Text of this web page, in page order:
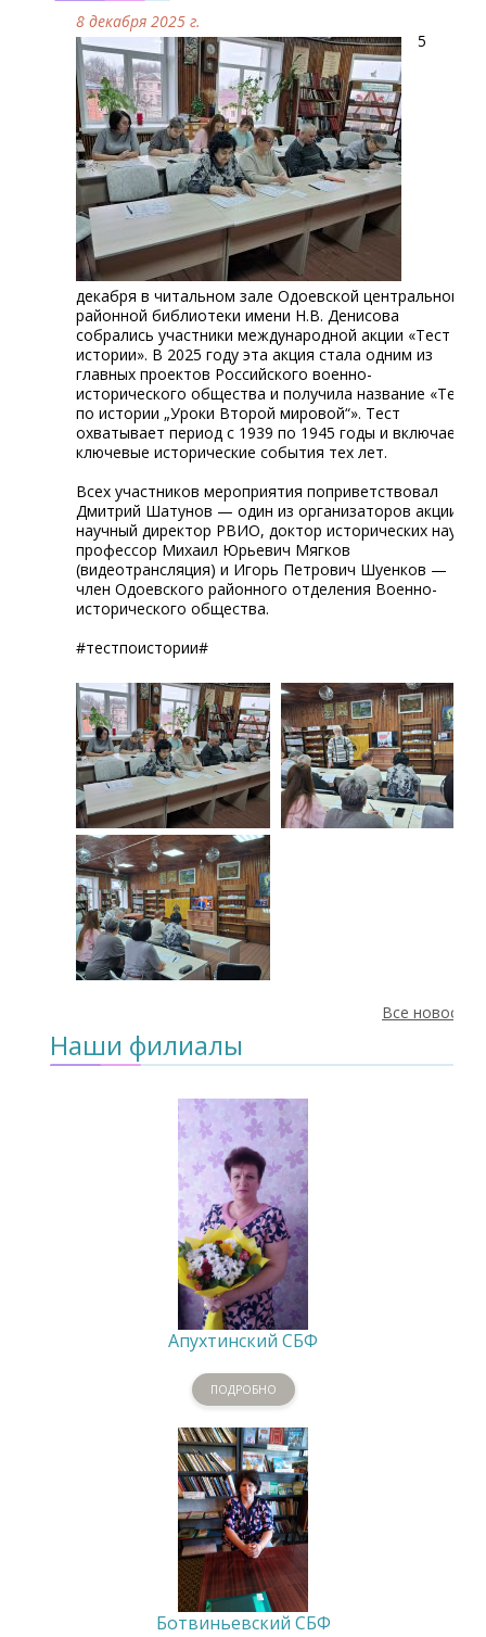
8 декабря 2025 г.
5
декабря в читальном зале Одоевской центральной
районной библиотеки имени Н.В. Денисова
собрались участники международной акции «Тест по
истории». В 2025 году эта акция стала одним из
главных проектов Российского военно-
исторического общества и получила название «Тест
по истории „Уроки Второй мировой“». Тест
охватывает период с 1939 по 1945 годы и включает
ключевые исторические события тех лет.
Всех участников мероприятия поприветствовал
Дмитрий Шатунов — один из организаторов акции и
научный директор РВИО, доктор исторических наук,
профессор Михаил Юрьевич Мягков
(видеотрансляция) и Игорь Петрович Шуенков —
член Одоевского районного отделения Военно-
исторического общества.
#тестпоистории#
Все новости
Наши филиалы
Апухтинский СБФ
ПОДРОБНО
Ботвиньевский СБФ